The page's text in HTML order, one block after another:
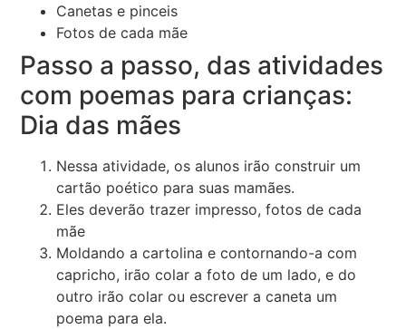
Canetas e pinceis
Fotos de cada mãe
Passo a passo, das atividades
com poemas para crianças:
Dia das mães
Nessa atividade, os alunos irão construir um
cartão poético para suas mamães.
Eles deverão trazer impresso, fotos de cada
mãe
Moldando a cartolina e contornando-a com
capricho, irão colar a foto de um lado, e do
outro irão colar ou escrever a caneta um
poema para ela.